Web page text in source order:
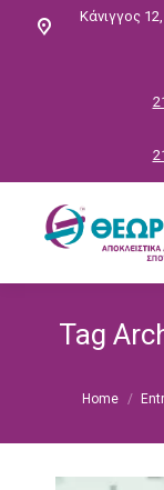
Κάνιγγος
Tag
You are
Home